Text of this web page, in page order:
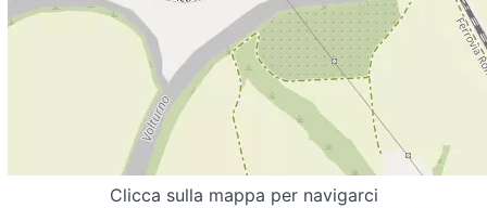
Clicca sulla mappa per navigarci